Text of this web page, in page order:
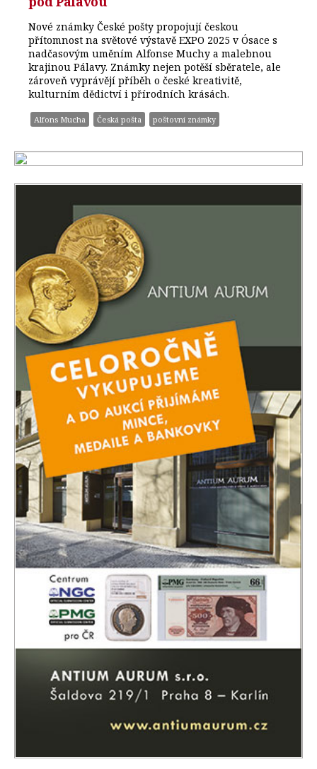
Nové známky České pošty propojují českou
přítomnost na světové výstavě EXPO 2025 v Ósace s
nadčasovým uměním Alfonse Muchy a malebnou
krajinou Pálavy. Známky nejen potěší sběratele, ale
zároveň vyprávějí příběh o české kreativitě,
kulturním dědictví i přírodních krásách.
Alfons Mucha Česká pošta poštovní známky